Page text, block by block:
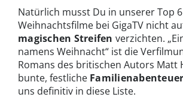
Natürlich musst Du in unserer Top
Weihnachtsfilme bei GigaTV nicht
magischen Streifen verzichten.
namens Weihnacht“ ist die
Romans des britischen Autors Matt
bunte, festliche Familienabenteuer
uns definitiv in diese Liste.